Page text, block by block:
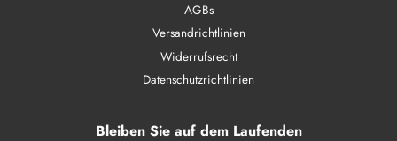
AGBs
Versandrichtlinien
Widerrufsrecht
Datenschutzrichtlinien
Bleiben Sie auf dem Laufenden